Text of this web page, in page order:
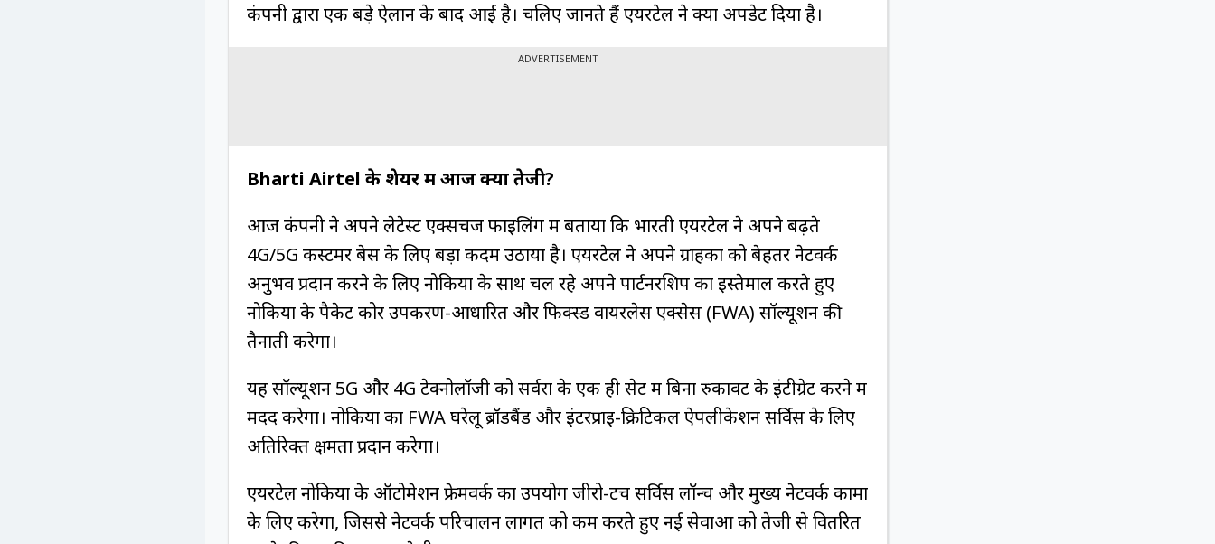
कंपनी द्वारा एक बड़े ऐलान के बाद आई है। चलिए जानते हैं एयरटेल ने क्या अपडेट दिया है।
ADVERTISEMENT
Bharti Airtel के शेयर में आज क्यों तेजी?
आज कंपनी ने अपने लेटेस्ट एक्सचेंज फाइलिंग में बताया कि भारती एयरटेल ने अपने बढ़ते
4G/5G कस्टमर बेस के लिए बड़ा कदम उठाया है। एयरटेल ने अपने ग्राहकों को बेहतर नेटवर्क
अनुभव प्रदान करने के लिए नोकिया के साथ चल रहे अपने पार्टनरशिप का इस्तेमाल करते हुए
नोकिया के पैकेट कोर उपकरण-आधारित और फिक्स्ड वायरलेस एक्सेस (FWA) सॉल्यूशन की
तैनाती करेगा।
यह सॉल्यूशन 5G और 4G टेक्नोलॉजी को सर्वरों के एक ही सेट में बिना रुकावट के इंटीग्रेट करने में
मदद करेगा। नोकिया का FWA घरेलू ब्रॉडबैंड और इंटरप्राइ-क्रिटिकल ऐपलीकेशन सर्विस के लिए
अतिरिक्त क्षमता प्रदान करेगा।
एयरटेल नोकिया के ऑटोमेशन फ्रेमवर्क का उपयोग जीरो-टच सर्विस लॉन्च और मुख्य नेटवर्क कामों
के लिए करेगा, जिससे नेटवर्क परिचालन लागत को कम करते हुए नई सेवाओं को तेजी से वितरित